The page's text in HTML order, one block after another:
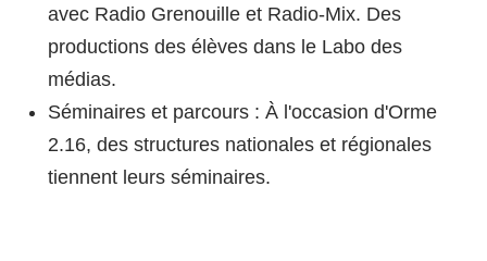
avec Radio Grenouille et Radio-Mix. Des
productions des élèves dans le Labo des
médias.
Séminaires et parcours : À l'occasion d'Orme
2.16, des structures nationales et régionales
tiennent leurs séminaires.